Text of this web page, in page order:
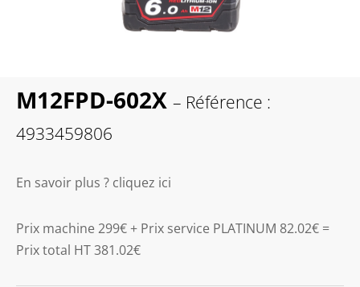
M12FPD-602X – Référence :
4933459806
En savoir plus ? cliquez ici
Prix machine 299€ + Prix service PLATINUM 82.02€ =
Prix total HT 381.02€